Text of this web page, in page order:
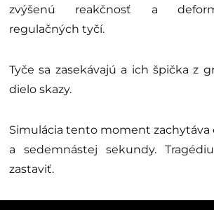
zvýšenú reakčnosť a
regulačných tyčí.
Tyče sa zasekávajú a ich špička z
dielo skazy.
Simulácia tento moment
a sedemnástej sekundy.
zastaviť.